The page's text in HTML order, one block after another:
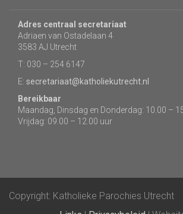
Adres centraal secretariaat
Adriaen van Ostadelaan 4
3583 AJ Utrecht
T: 030 – 254 6147
E: secretariaat@katholiekutrecht.nl
Bereikbaar
Maandag, Dinsdag en Donderdag: 10.00 –
Vrijdag: 09.00 – 12.00 uur
Copyright: Katholieke Parochies Utrecht